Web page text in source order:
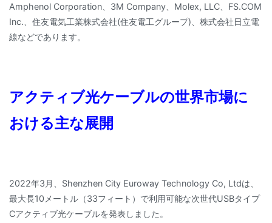
Amphenol Corporation、3M Company、Molex, LLC、FS.COM
Inc.、住友電気工業株式会社(住友電工グループ)、株式会社日立電
線などであります。
アクティブ光ケーブルの世界市場に
おける主な展開
2022年3月、Shenzhen City Euroway Technology Co, Ltdは、
最大長10メートル（33フィート）で利用可能な次世代USBタイプ
Cアクティブ光ケーブルを発表しました。